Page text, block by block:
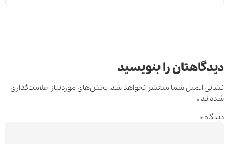
دیدگاهتان را بنویسید
نشانی ایمیل شما منتشر نخواهد شد. بخش‌های موردنیاز علامت‌گذاری
شده‌اند *
دیدگاه *